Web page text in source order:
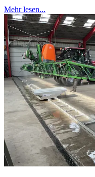
Mehr lesen...